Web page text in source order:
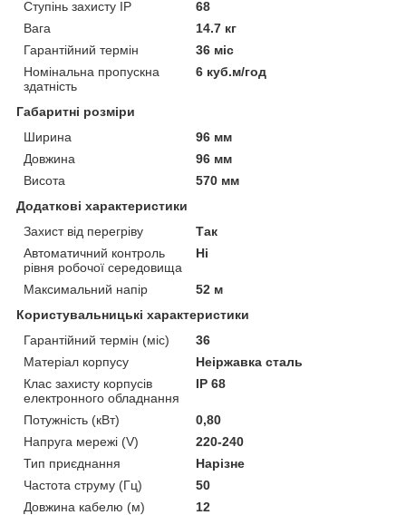
Ступінь захисту IP
68
Вага
14.7 кг
Гарантійний термін
36 міс
Номінальна пропускна
здатність
6 куб.м/год
Габаритні розміри
Ширина
96 мм
Довжина
96 мм
Висота
570 мм
Додаткові характеристики
Захист від перегріву
Так
Автоматичний контроль
рівня робочої середовища
Ні
Максимальний напір
52 м
Користувальницькі характеристики
Гарантійний термін (міс)
36
Матеріал корпусу
Неіржавка сталь
Клас захисту корпусів
електронного обладнання
IP 68
Потужність (кВт)
0,80
Напруга мережі (V)
220-240
Тип приєднання
Нарізне
Частота струму (Гц)
50
Довжина кабелю (м)
12